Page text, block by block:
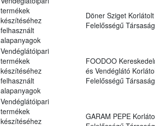
termékek
készítéséhez
felhasznált
alapanyagok
Döner Sziget Korlátolt
Felelősségű Társaság
Vendéglátóipari
termékek
készítéséhez
felhasznált
alapanyagok
FOODOO
és Vendéglátó
Felelősségű Társaság
Vendéglátóipari
termékek
készítéséhez
GARAM PEPE